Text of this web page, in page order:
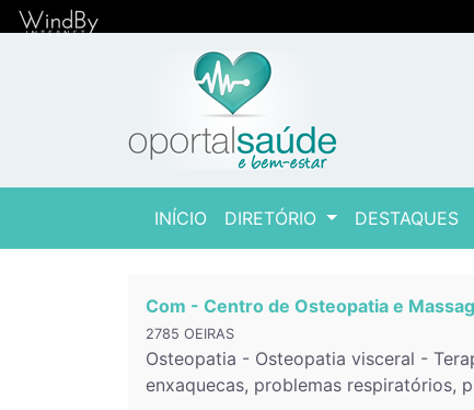
INÍCIO(current)
DIRETÓRIO DESTAQUES
Com - Centro de Osteopatia e
2785 OEIRAS
Osteopatia - Osteopatia visceral -
enxaquecas, problemas respiratórios,